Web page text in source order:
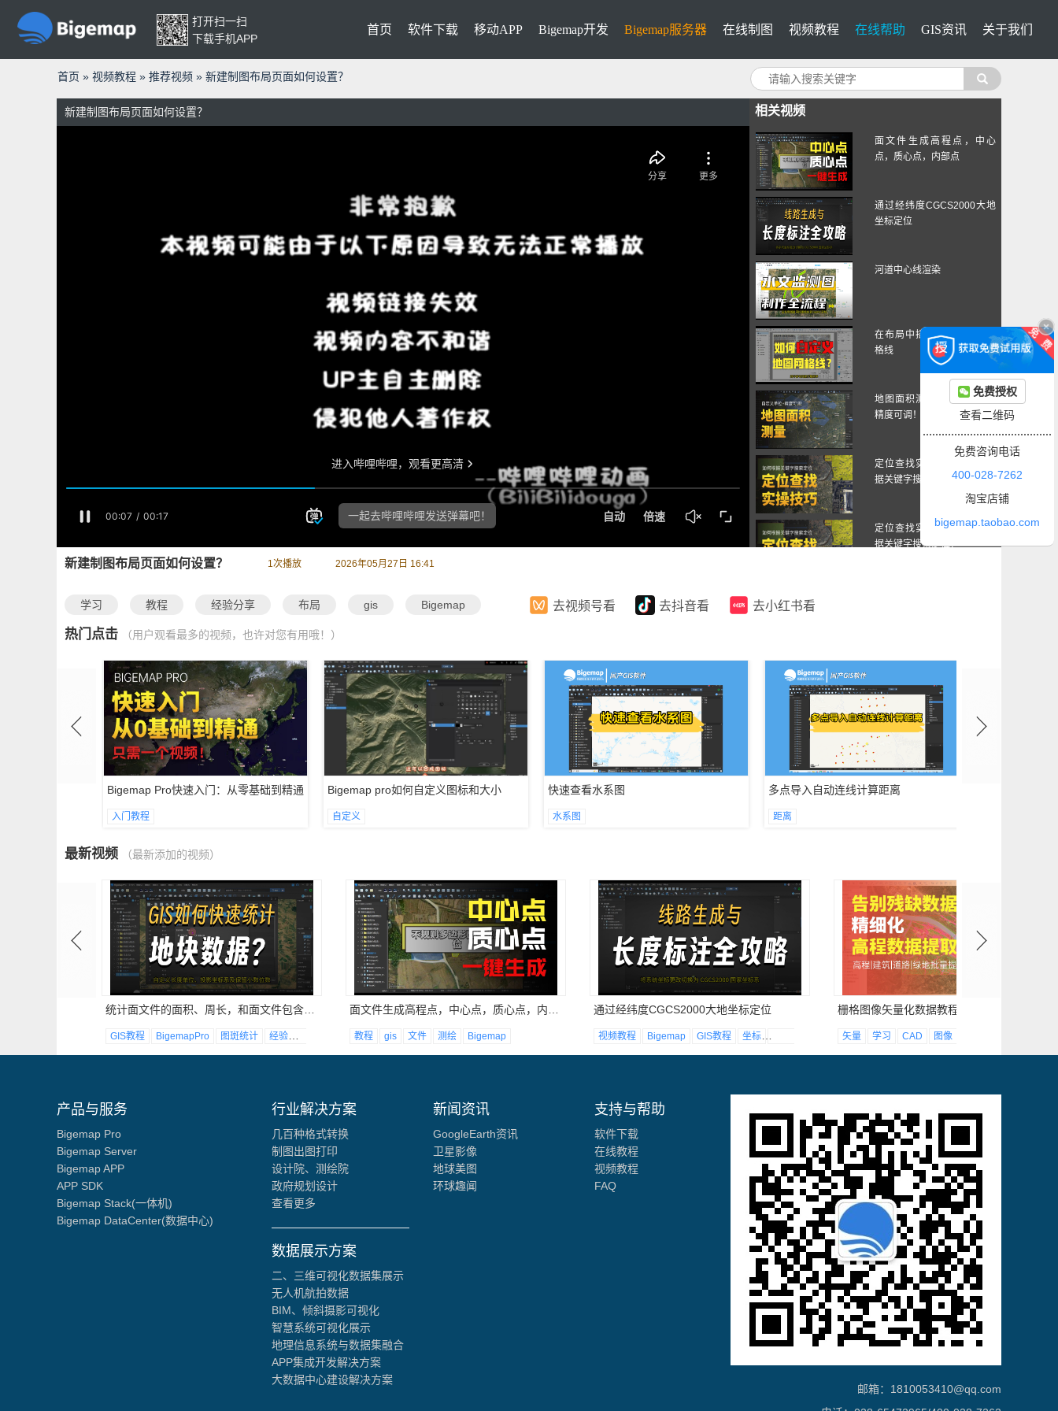
打开扫一扫
下载手机APP
首页 软件下载 移动APP Bigemap开发 Bigemap服务器 在线制图 视频教程 在线帮助 GIS资讯 关于我们
首页 » 视频教程 » 推荐视频 » 新建制图布局页面如何设置？
新建制图布局页面如何设置？ 相关视频
面文件生成高程点，中心
点，质心点，内部点
通过经纬度CGCS2000大地
坐标定位
河道中心线渲染
在布局中插入网格线编辑网
格线
地图面积测量，自定义单位
精度可调！
定位查找实操技巧！如何根
据关键字搜索定位？
定位查找实操技巧！如何根
据关键字搜索定位？
工程保存实操技巧！
统计面文件的面积、周长，
新建制图布局页面如何设置？ 1 次播放 2026年05月27日 16:41
学习 教程 经验分享 布局 gis Bigemap 去视频号看 去抖音看 去小红书看
热门点击 （用户观看最多的视频，也许对您有用哦！）
Bigemap Pro快速入门：从零基础到精通
入门教程
Bigemap pro如何自定义图标和大小
自定义
快速查看水系图
水系图
多点导入自动连线计算距离
距离
最新视频 （最新添加的视频）
GIS教程 BigemapPro 图斑统计 经验分享 教程 gis 文件 测绘 Bigemap
通过经纬度CGCS2000大地坐标定位
视频教程 Bigemap GIS教程 坐标
栅格图像矢量化数据教程
矢量 学习 CAD 图像
产品与服务
Bigemap Pro
Bigemap Server
Bigemap APP
APP SDK
Bigemap Stack(一体机)
Bigemap DataCenter(数据中心)
行业解决方案
几百种格式转换
制图出图打印
设计院、测绘院
政府规划设计
查看更多
数据展示方案
二、三维可视化数据集展示
无人机航拍数据
BIM、倾斜摄影可视化
智慧系统可视化展示
地理信息系统与数据集融合
APP集成开发解决方案
大数据中心建设解决方案
新闻资讯
GoogleEarth资讯
卫星影像
地球美图
环球趣闻
支持与帮助
软件下载
在线教程
视频教程
FAQ
邮箱：1810053410@qq.com
免费授权
查看二维码
免费咨询电话
400-028-7262
淘宝店铺
bigemap.taobao.com